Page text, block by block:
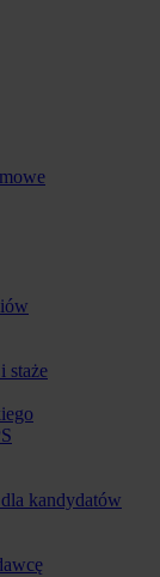
staże
kandydatów